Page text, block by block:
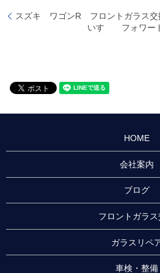
スズキ ワゴンR フロントガラス交
いすゞ フォワー
HOME
会社案内
ブログ
フロントガラ
ガラスリペ
車検・整備